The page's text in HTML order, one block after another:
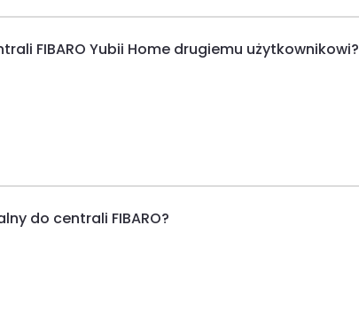
FIBARO Yubii Home drugiemu użytkownikowi?
do centrali FIBARO?